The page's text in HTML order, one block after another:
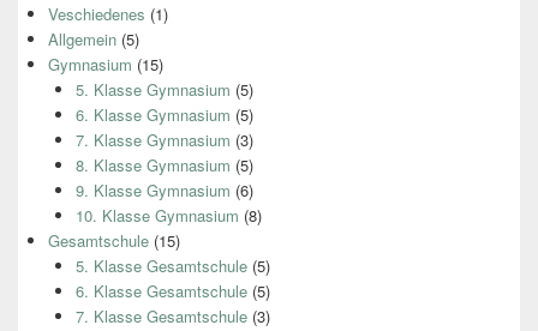
Veschiedenes (1)
Allgemein (5)
Gymnasium (15)
5. Klasse Gymnasium (5)
6. Klasse Gymnasium (5)
7. Klasse Gymnasium (3)
8. Klasse Gymnasium (5)
9. Klasse Gymnasium (6)
10. Klasse Gymnasium (8)
Gesamtschule (15)
5. Klasse Gesamtschule(5)
6. Klasse Gesamtschule(5)
7. Klasse Gesamtschule(3)